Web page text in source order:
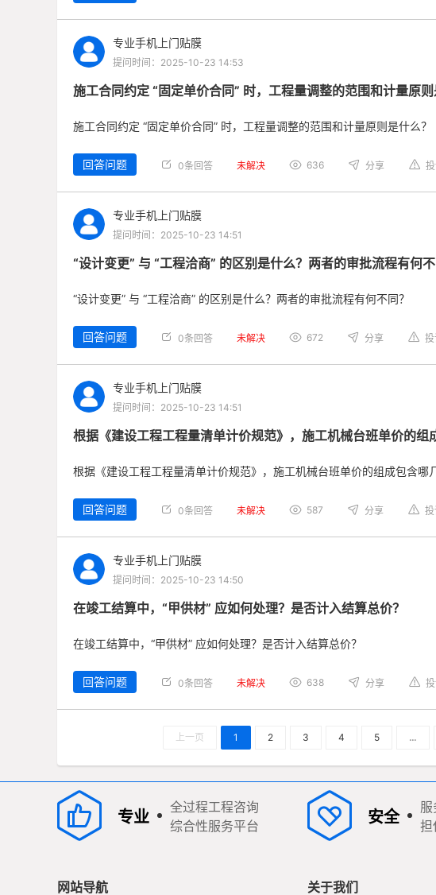
专业手机上门贴膜
提问时间：2025-10-23 14:53
施工合同约定 “固定单价合同” 时，工程量调整的范围和计量原则
施工合同约定 “固定单价合同” 时，工程量调整的范围和计量原则是什么？
回答问题 0条回答 未解决 636 分享
专业手机上门贴膜
提问时间：2025-10-23 14:51
“设计变更” 与 “工程洽商” 的区别是什么？两者的审批流程有何不
“设计变更” 与 “工程洽商” 的区别是什么？两者的审批流程有何不同？
回答问题 0条回答 未解决 672 分享
专业手机上门贴膜
提问时间：2025-10-23 14:51
根据《建设工程工程量清单计价规范》，施工机械台班单价的组
根据《建设工程工程量清单计价规范》，施工机械台班单价的组成包含哪
回答问题 0条回答 未解决 587 分享
专业手机上门贴膜
提问时间：2025-10-23 14:50
在竣工结算中，“甲供材” 应如何处理？是否计入结算总价？
在竣工结算中，“甲供材” 应如何处理？是否计入结算总价？
回答问题 0条回答 未解决 638 分享
上一页 1 2 3 4 5 …
专业
全过程工程咨询
综合性服务平台
安全
服
担
网站导航 关于我们